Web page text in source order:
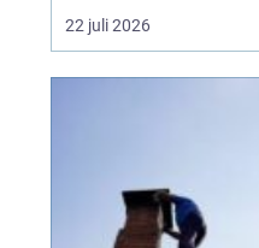
värdefullt hem. Med rätt
planering, smarta
22 juli 2026